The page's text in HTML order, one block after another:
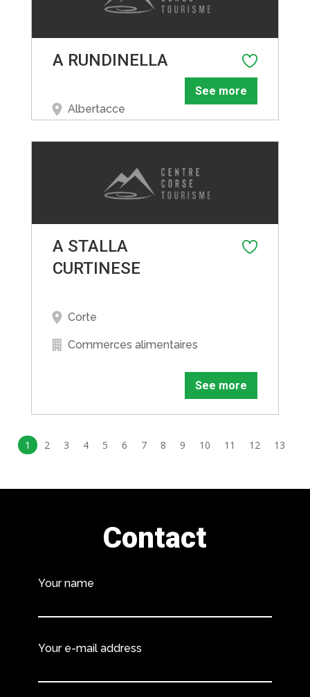
A RUNDINELLA
Albertacce
See more
A STALLA
CURTINESE
Corte
Commerces alimentaires
See more
1 2 3 4 5 6 7 8 9 10 11 12 13
Contact
Your name
Your e-mail address